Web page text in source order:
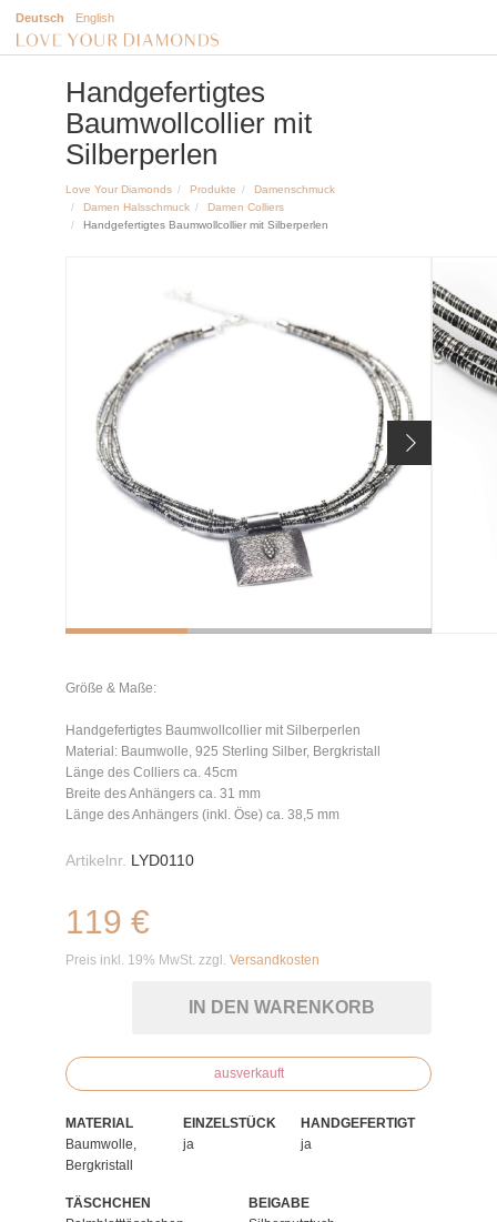
Deutsch English
Handgefertigtes
Baumwollcollier mit
Silberperlen
Love Your Diamonds Produkte
Damenschmuck
Damen Halsschmuck
Damen Colliers
Handgefertigtes Baumwollcollier mit Silberperlen
Größe & Maße:
Handgefertigtes Baumwollcollier mit Silberperlen
Material: Baumwolle, 925 Sterling Silber, Bergkristall
Länge des Colliers ca. 45cm
Breite des Anhängers ca. 31 mm
Länge des Anhängers (inkl. Öse) ca. 38,5 mm
Artikelnr. LYD0110
119 €
Preis inkl. 19% MwSt. zzgl. Versandkosten
IN DEN WARENKORB
ausverkauft
MATERIAL
Baumwolle,
Bergkristall
EINZELSTÜCK
ja
HANDGEFERTIGT
ja
TÄSCHCHEN
BEIGABE